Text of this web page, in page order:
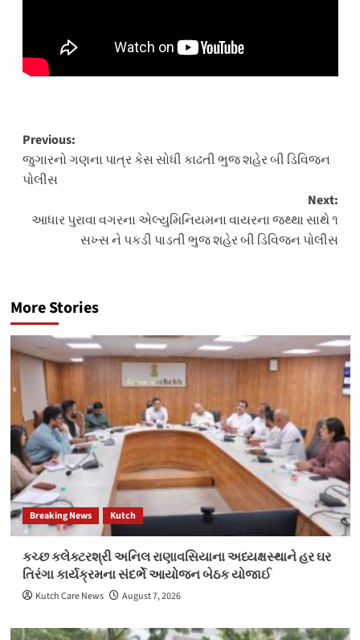
Post
navigation
Previous:
જુગારનો ગણના પાત્ર કેસ સોધી કાઢતી ભુજ શહેર બી ડિવિજન
પોલીસ
Next:
આધાર પુરાવા વગરના એલ્યુમિનિયમના વાયરના જથ્થા સાથે ૧
સખ્સ ને પકડી પાડતી ભુજ શહેર બી ડિવિજન પોલીસ
More Stories
Breaking News Kutch
કચ્છ કલેક્ટરશ્રી અનિલ રાણાવસિયાના અધ્યક્ષસ્થાને હર ઘર
તિરંગા કાર્યક્રમના સંદર્ભે આયોજન બેઠક યોજાઈ
Kutch Care News August 7, 2026